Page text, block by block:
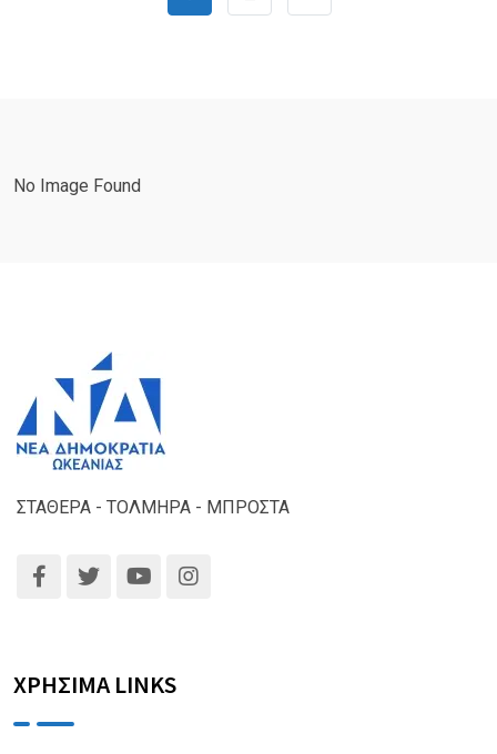
No Image Found
ΣΤΑΘΕΡΑ - ΤΟΛΜΗΡΑ - ΜΠΡΟΣΤΑ
ΧΡΗΣΙΜΑ LINKS